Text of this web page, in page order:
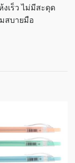
งเร็ว ไม่มีสะดุด
สบายมือ